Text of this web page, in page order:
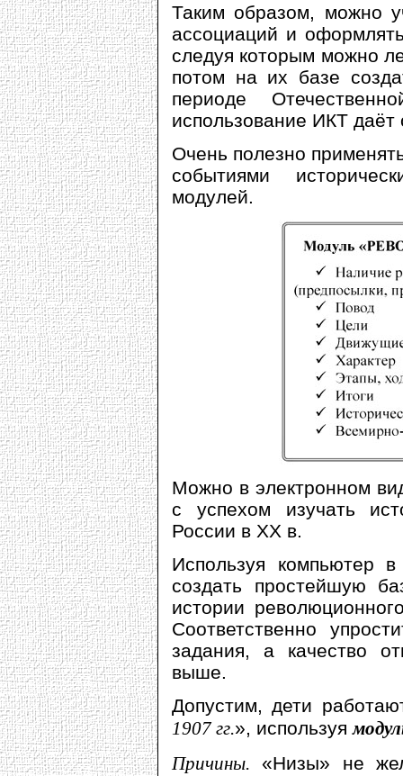
Таким образом, можно
ассоциаций и
следуя которым можно
потом на их базе
периоде
использование ИКТ
Очень полезно
событиями
модулей.
Можно в электронном
с успехом изучать
России в ХХ в.
Используя компьютер
создать простейшую
истории
Соответственно
задания, а качество
выше.
Допустим, дети
1907 гг.», используя
Причины. «Низы» не